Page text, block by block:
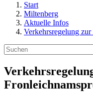
Start
Miltenberg
Aktuelle Infos
Verkehrsregelung